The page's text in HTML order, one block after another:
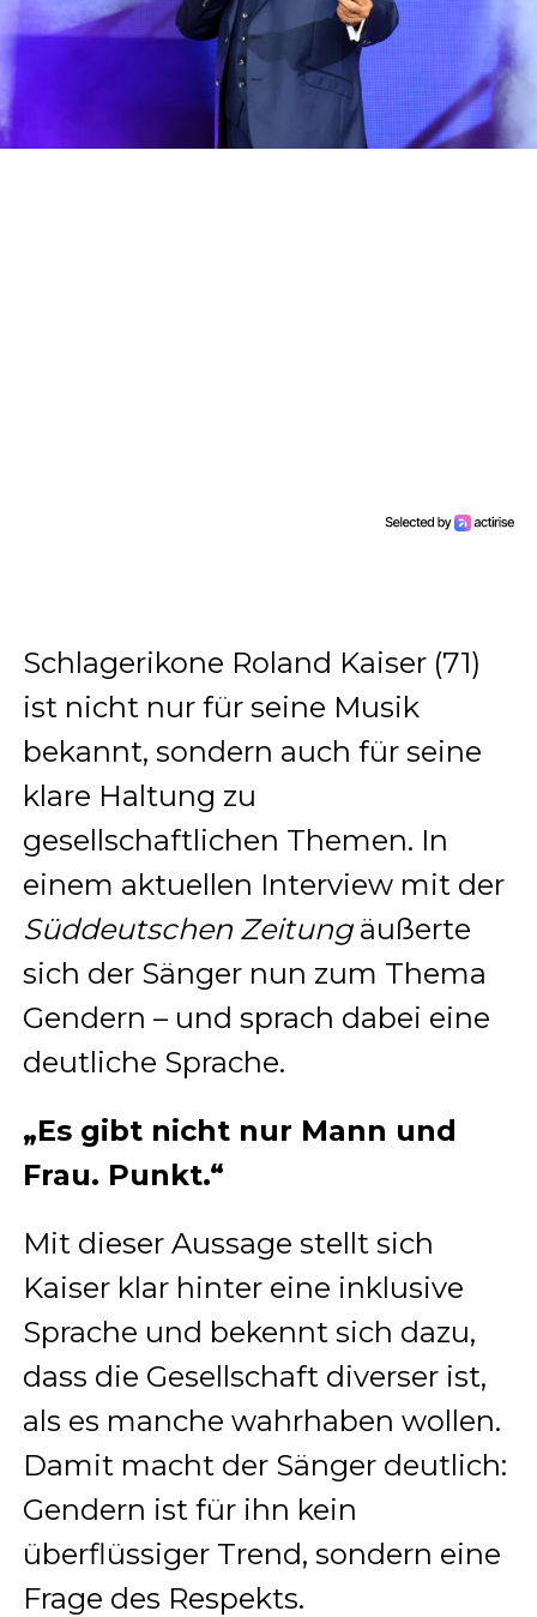
Schlagerikone Roland Kaiser (71)
ist nicht nur für seine Musik
bekannt, sondern auch für seine
klare Haltung zu
gesellschaftlichen Themen. In
einem aktuellen Interview mit der
Süddeutschen Zeitungäußerte
sich der Sänger nun zum Thema
Gendern – und sprach dabei eine
deutliche Sprache.
„Es gibt nicht nur Mann und
Frau. Punkt.“
Mit dieser Aussage stellt sich
Kaiser klar hinter eine inklusive
Sprache und bekennt sich dazu,
dass die Gesellschaft diverser ist,
als es manche wahrhaben wollen.
Damit macht der Sänger deutlich:
Gendern ist für ihn kein
überflüssiger Trend, sondern eine
Frage des Respekts.